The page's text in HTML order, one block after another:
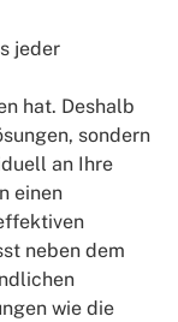
jeder
hat. Deshalb
sondern
an Ihre
einen
neben dem
wie die